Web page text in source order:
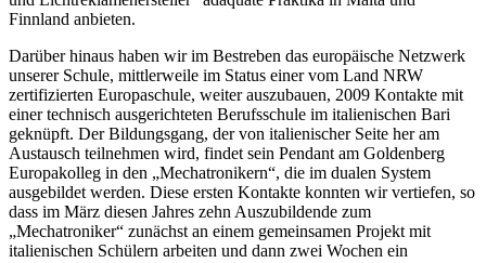
Finnland anbieten.
Darüber hinaus haben wir im Bestreben das europäische Netzwerk
unserer Schule, mittlerweile im Status einer vom Land NRW
zertifizierten Europaschule, weiter auszubauen, 2009 Kontakte mit
einer technisch ausgerichteten Berufsschule im italienischen Bari
geknüpft. Der Bildungsgang, der von italienischer Seite her am
Austausch teilnehmen wird, findet sein Pendant am Goldenberg
Europakolleg in den „Mechatronikern“, die im dualen System
ausgebildet werden. Diese ersten Kontakte konnten wir vertiefen, so
dass im März diesen Jahres zehn Auszubildende zum
„Mechatroniker“ zunächst an einem gemeinsamen Projekt mit
italienischen Schülern arbeiten und dann zwei Wochen ein